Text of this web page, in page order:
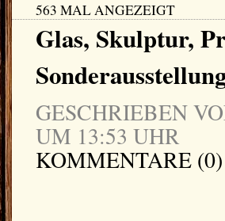
563 MAL ANGEZEIGT
Glas, Skulptur,
GESCHRIEBEN
UM 13:53 UHR
KOMMENTARE (0)